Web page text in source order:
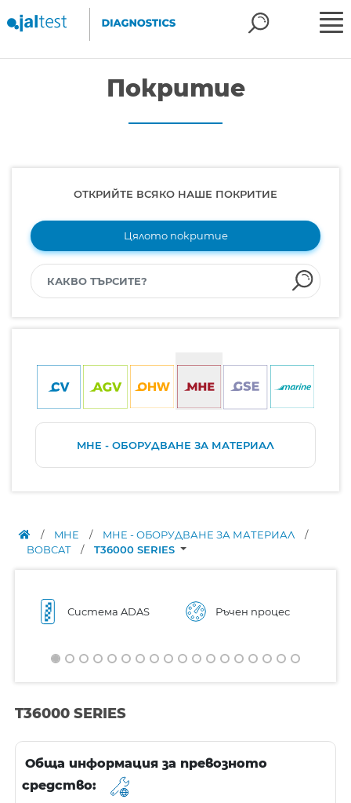
Покритие
ОТКРИЙТЕ ВСЯКО НАШЕ ПОКРИТИЕ
Цялото покритие
MHE - ОБОРУДВАНЕ ЗА МАТЕРИАЛ
/ MHE / MHE - ОБОРУДВАНЕ ЗА МАТЕРИАЛ
/
BOBCAT
/ T36000 SERIES
Система ADAS Ръчен процес
T36000 SERIES
Обща информация за превозното
средство: